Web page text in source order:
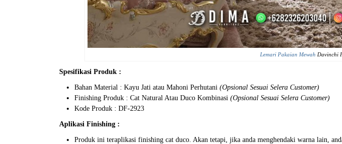
Lemari Pakaian Mewah Davinchi
Spesifikasi Produk :
Bahan Material : Kayu Jati atau Mahoni Perhutani (Opsional Sesuai Selera Customer)
Finishing Produk : Cat Natural Atau Duco Kombinasi (Opsional Sesuai Selera Customer)
Kode Produk : DF-2923
Aplikasi Finishing :
Produk ini teraplikasi finishing cat duco. Akan tetapi, jika anda menghendaki warna lain,